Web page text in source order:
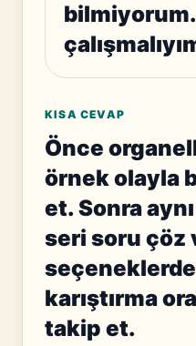
bilmiyorum.
KISA CEVAP
Önce
örnek olayla
et. Sonra
seri soru çöz
karıştırma
takip et.